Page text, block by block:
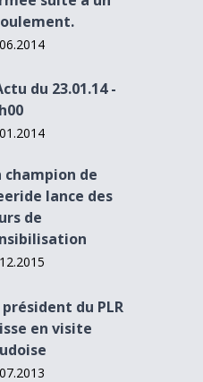
de
Hommage au
metteur en s...
du 23.01.14 -
cours de sensibilisation
champion de
lance des
de
vaudoise
président du PLR
en visite